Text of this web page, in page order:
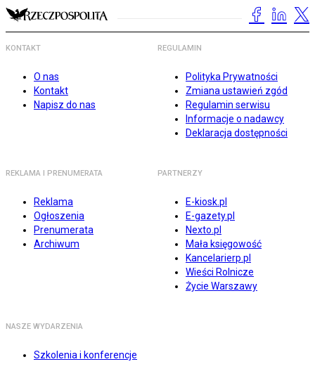
KONTAKT
O nas
Kontakt
Napisz do nas
REGULAMIN
Polityka Prywatności
Zmiana ustawień zgód
Regulamin serwisu
Informacje o nadawcy
Deklaracja dostępności
REKLAMA I PRENUMERATA
Reklama
Ogłoszenia
Prenumerata
Archiwum
PARTNERZY
E-kiosk.pl
E-gazety.pl
Nexto.pl
Mała księgowość
Kancelarierp.pl
Wieści Rolnicze
Życie Warszawy
NASZE WYDARZENIA
Szkolenia i konferencje